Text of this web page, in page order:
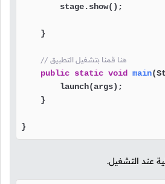
        stage.show();
    }
// هنا قمنا بتشغيل التطبيق
public static void main
        launch(args);
    }
}
عند التشغيل.